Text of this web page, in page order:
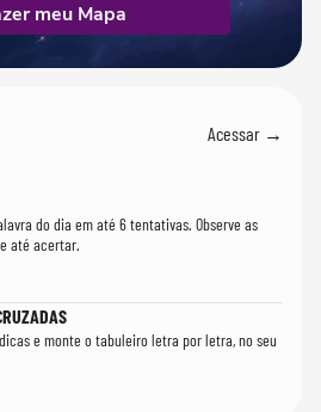
meu Mapa
Acessar →
do dia em até 6 tentativas. Observe as
até acertar.
e monte o tabuleiro letra por letra, no seu